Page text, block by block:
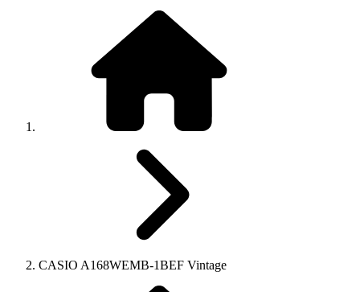
CASIO A168WEMB-1BEF Vintage